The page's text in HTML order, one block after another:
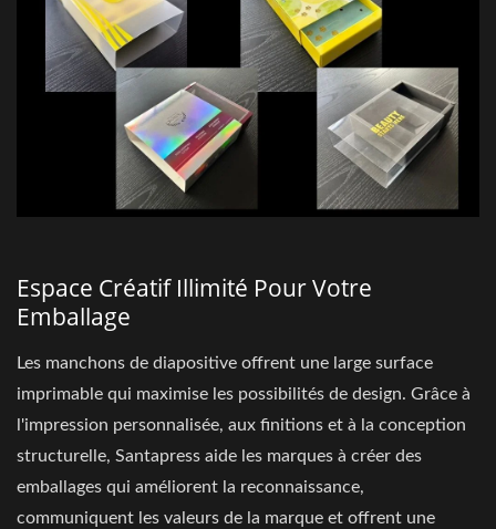
Espace Créatif Illimité Pour Votre
Emballage
Les manchons de diapositive offrent une large surface
imprimable qui maximise les possibilités de design. Grâce à
l'impression personnalisée, aux finitions et à la conception
structurelle, Santapress aide les marques à créer des
emballages qui améliorent la reconnaissance,
communiquent les valeurs de la marque et offrent une